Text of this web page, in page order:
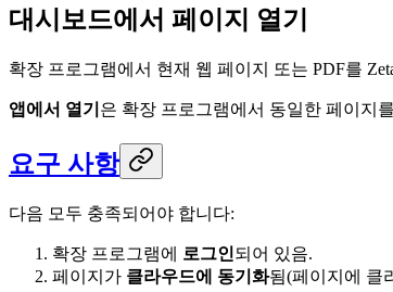
대시보드에서 페이지 열기
확장 프로그램에서 현재 웹 페이지 또는 PDF를
앱에서 열기 은 확장 프로그램에서 동일한 페이지
요구 사항
다음 모두 충족되어야 합니다:
확장 프로그램에 로그인되어 있음.
페이지가 클라우드에 동기화됨(페이지에 클